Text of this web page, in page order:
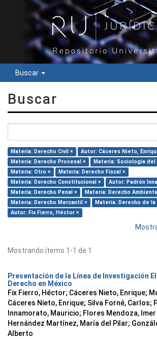
Buscar
Buscar
Materia: Derecho Civil ×
Autor: Cáceres Nieto,
Materia: Derecho Procesal ×
Materia: Sociología del
Materia: Otro ×
Materia: Derecho Fiscal ×
Materia: Derecho Constitucional ×
Autor: Padrón
Materia: Derecho Penal ×
Materia: Derecho
Materia: Derecho Mercantil ×
Materia: Derecho de la
Autor: Fix Fierro, Héctor ×
Mostrando ítems 1-1 de 1
Presentación de la Línea de Investigación
Derecho en México
Fix Fierro, Héctor; Cáceres Nieto, Enrique;
Cáceres Nieto, Enrique; Silva Forné, Carlos;
Innamorato, Mauricio; Flores Mendoza, Imer
Hernández Martínez, María del Pilar;
Alberto